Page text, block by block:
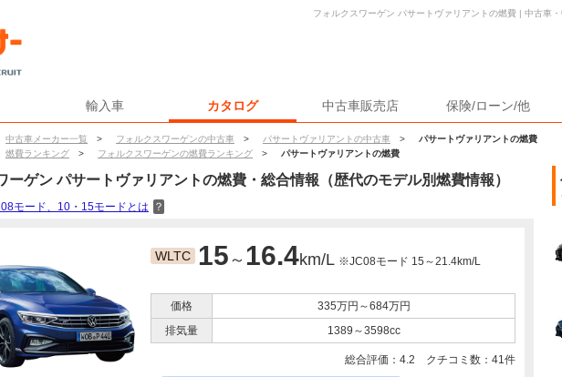
輸入車 カタログ 中古車販売店 保険/ローン/他
中古車メーカー一覧 > フォルクスワーゲンの中古車 > パサートヴァリアントの中古車 >
パサートヴァリアントの燃費
燃費ランキング > フォルクスワーゲンの燃費ランキング > パサートヴァリアントの燃費
フォルクスワーゲン パサートヴァリアントの燃費 | 中古車
ーゲンパサートヴァリアントの燃費・総合情報（歴代のモデル別燃費情報）
モード、10・15モードとは ？
WLTC 15 ～ 16.4km/L ※JC08モード 15～21.4km/L
価格
335万円～684万円
排気量
1389～3598cc
総合評価： 4.2 クチコミ数： 41件